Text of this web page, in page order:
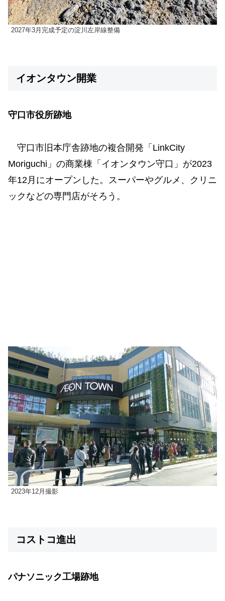
2027年3月完成予定の淀川左岸線整備
イオンタウン開業
守口市役所跡地
守口市旧本庁舎跡地の複合開発「LinkCity
Moriguchi」の商業棟「イオンタウン守口」が2023
年12月にオープンした。スーパーやグルメ、クリニ
ックなどの専門店がそろう。
2023年12月撮影
コストコ進出
パナソニック工場跡地